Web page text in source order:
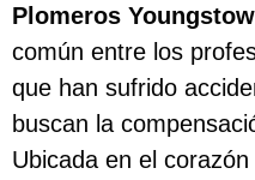
Plomeros
común entre los
que han sufrido
buscan la
Ubicada en el